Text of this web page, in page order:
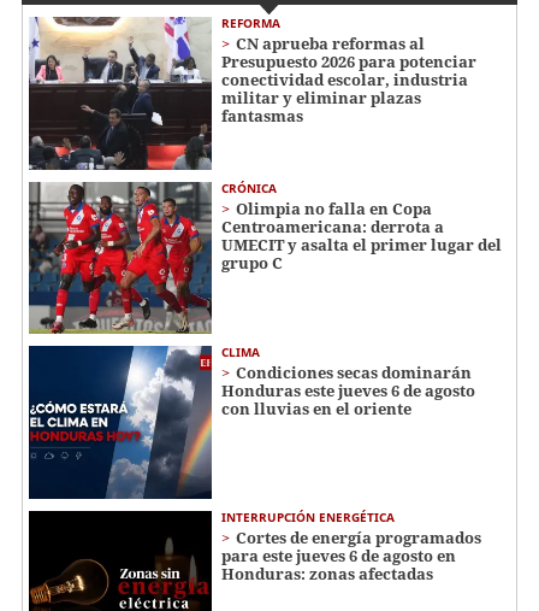
REFORMA
CN aprueba reformas al
Presupuesto 2026 para potenciar
conectividad escolar, industria
militar y eliminar plazas
fantasmas
CRÓNICA
Olimpia no falla en Copa
Centroamericana: derrota a
UMECIT y asalta el primer lugar del
grupo C
CLIMA
Condiciones secas dominarán
Honduras este jueves 6 de agosto
con lluvias en el oriente
INTERRUPCIÓN ENERGÉTICA
Cortes de energía programados
para este jueves 6 de agosto en
Honduras: zonas afectadas